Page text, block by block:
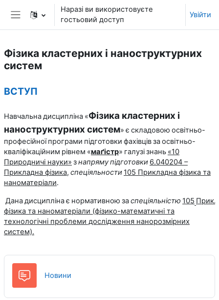
Перейти до головного вмісту
Бокова панель
Наразі ви використовуєте
гостьовий доступ
Увійти
Фізика кластерних і наноструктурних
систем
ВСТУП
Навчальнадисципліна «Фізика кластерних і
наноструктурних систем» є складовою освітньо-
професійної програми підготовки фахівцівзаосвітньо-
кваліфіка­ційним рівнем «маґістр» галузізнань «10
Природничі науки» знапрямупідготовки 6.040204 –
Прикладна фізика, спеціяльности 105 Прикладна фізика та
наноматеріали.
Данадисциплінає нормативною заспеціяльністю 105
фізика та наноматеріали (фізико-математичні та
технологічні проблеми дослідження нанорозмірних
систем).
Новини